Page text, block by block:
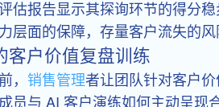
估报告显示其探询环节的得分
层面的保障，存量客户流失的风
客户价值复盘训练
， 销售管理者让团队针对客户
员与 AI 客户演练如何主动呈现